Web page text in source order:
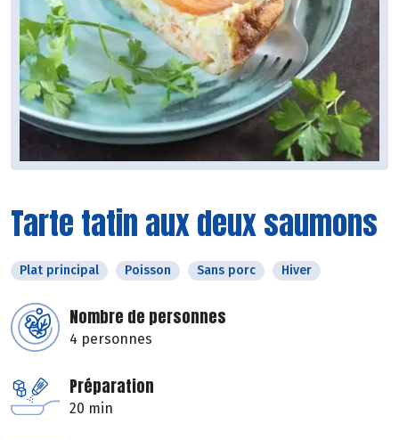
Tarte tatin aux deux saumons
Plat principal Poisson Sans porc Hiver
Nombre de personnes
4 personnes
Préparation
20 min